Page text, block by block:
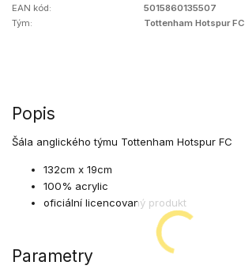
EAN kód:
5015860135507
Tým:
Tottenham Hotspur FC
Popis
Šála anglického týmu Tottenham Hotspur FC
132cm x 19cm
100% acrylic
oficiální licencovaný produkt
Parametry